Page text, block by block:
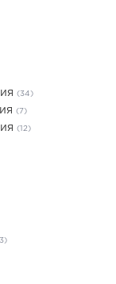
(34)
(7)
(12)